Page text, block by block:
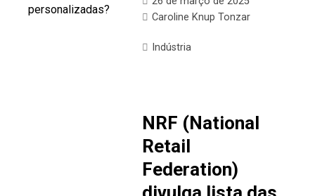
Caroline Knup Tonzar
Indústria
NRF (National
Retail
Federation)